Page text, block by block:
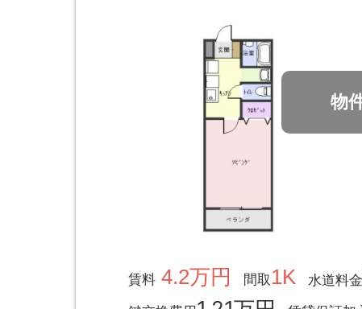
物
賃料4.2万円 間取 1K 水道料金